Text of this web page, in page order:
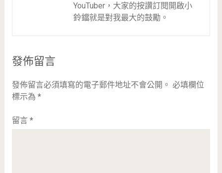
YouTuber，大家的按讚訂閱開啟小
鈴鐺就是對我最大的鼓勵。
發佈留言
發佈留言必須填寫的電子郵件地址不會公開。 必填欄位
標示為 *
留言 *